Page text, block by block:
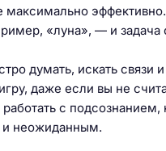
максимально
«луна», — и
думать, искать
даже если вы не
с
и неожиданным.